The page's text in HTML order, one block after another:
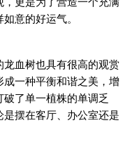
意的好运气。
血树也具有很高的观赏
一种平衡和谐之美，增
了单一植株的单调乏
摆在客厅、办公室还是